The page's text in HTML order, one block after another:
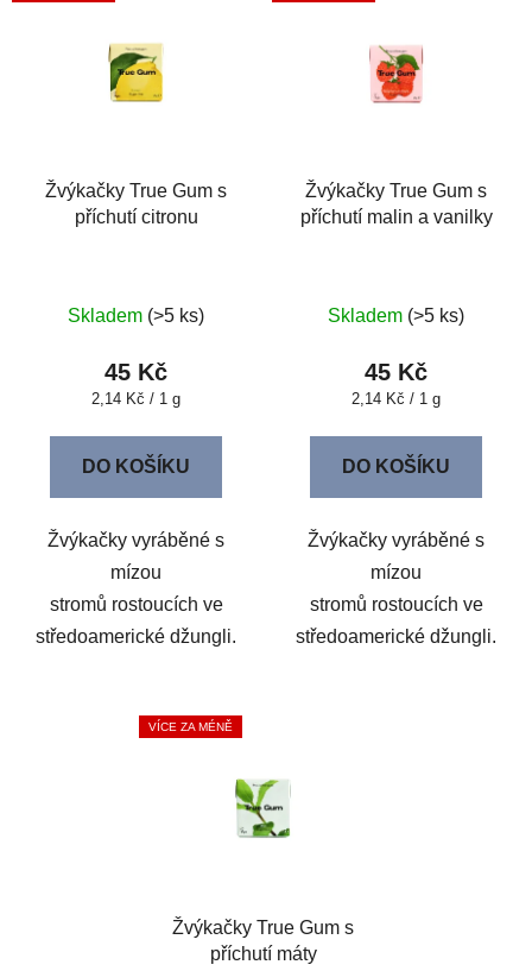
Žvýkačky True Gum s
příchutí citronu
Skladem (>5 ks)
45 Kč
Měrná
2,14 Kč / 1 g
DO KOŠÍKU
Žvýkačky vyráběné s
mízou
stromů rostoucích ve
středoamerické džungli.
Žvýkačky True Gum s
příchutí malin a vanilky
Skladem (>5 ks)
45 Kč
Měrná
2,14 Kč / 1 g
DO KOŠÍKU
Žvýkačky vyráběné s
mízou
stromů rostoucích ve
středoamerické džungli.
VÍCE ZA MÉNĚ
Žvýkačky True Gum s
příchutí máty